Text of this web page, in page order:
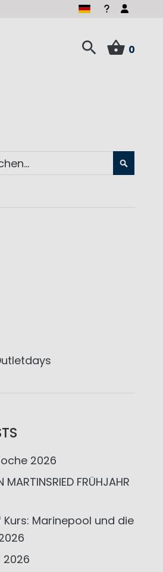
0
2026
MARTINSRIED FRÜHJAHR
Marinepool und die